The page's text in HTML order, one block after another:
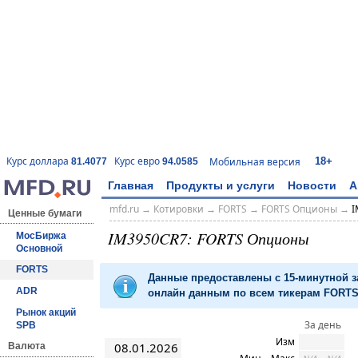
Курс доллара 81.4077 Курс евро 94.0585 Мобильная версия 18+
Главная Продукты и услуги Новости
Ценные бумаги
МосБиржа
Основной
FORTS
ADR
Рынок акций
SPB
Валюта
mfd.ru→ Котировки → FORTS → FORTS Опционы→
IM3950CR7: FORTS Опционы
Данные предоставлены с 15-минутной
онлайн данным по всем тикерам
08.01.2026
За день
Изм